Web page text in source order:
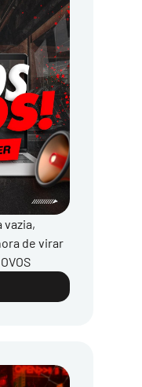
vazia,
de virar